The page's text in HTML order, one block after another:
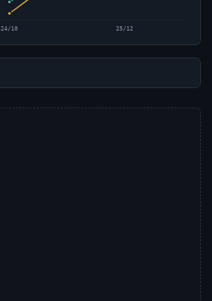
24/10 25/12